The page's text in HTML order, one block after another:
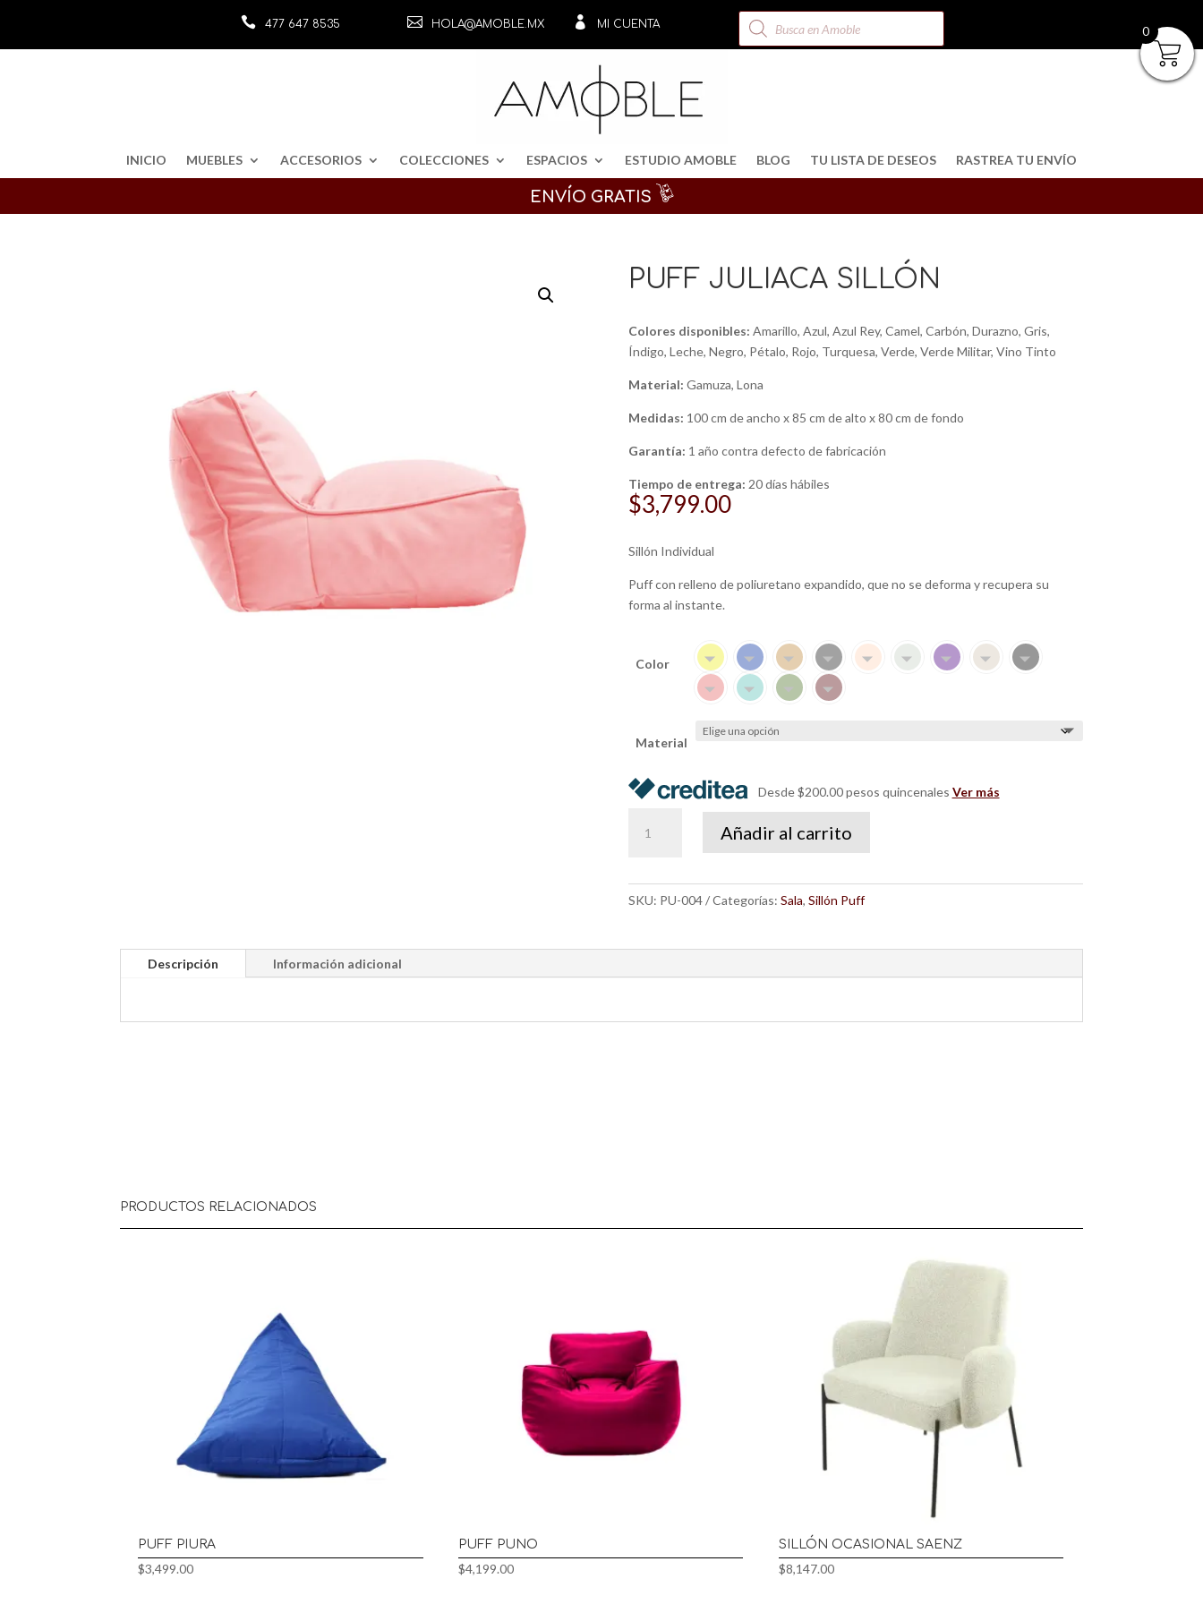
 477 647 8535  HOLA@AMOBLE.MX  MI CUENTA
Búsqueda
de
productos
INICIO MUEBLES ACCESORIOS COLECCIONES ESPACIOS ESTUDIO AMOBLE BLOG TU LISTA DE DESEOS RASTREA TU ENVÍO
ENVÍO GRATIS
PUFF JULIACA SILLÓN
Colores disponibles: Amarillo, Azul, Azul Rey, Camel, Carbón, Durazno, Gris,
Índigo, Leche, Negro, Pétalo, Rojo, Turquesa, Verde, Verde Militar, Vino Tinto
Material: Gamuza, Lona
Medidas: 100 cm de ancho x 85 cm de alto x 80 cm de fondo
Garantía: 1 año contra defecto de fabricación
Tiempo de entrega: 20 días hábiles
$3,799.00
Sillón Individual
Puff con relleno de poliuretano expandido, que no se deforma y recupera su
forma al instante.
Color
Material
Desde $200.00 pesos quincenales Ver más
JULIACA
Añadir al carrito
SKU: PU-004 Categorías: Sala, Sillón Puff
Descripción Información adicional
PRODUCTOS RELACIONADOS
PUFF PIURA
$3,499.00
PUFF PUNO
$4,199.00
SILLÓN OCASIONAL SAENZ
$8,147.00
0